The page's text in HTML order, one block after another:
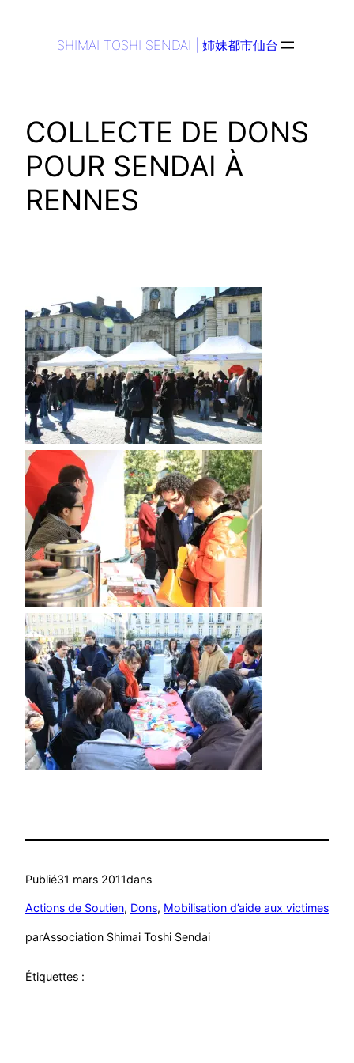
SHIMAI TOSHI SENDAI | 姉妹都市仙台
COLLECTE DE DONS
POUR SENDAI À
RENNES
Publié31 mars 2011dans
Actions de Soutien, Dons, Mobilisation d’aide aux victimes
parAssociation Shimai Toshi Sendai
Étiquettes :